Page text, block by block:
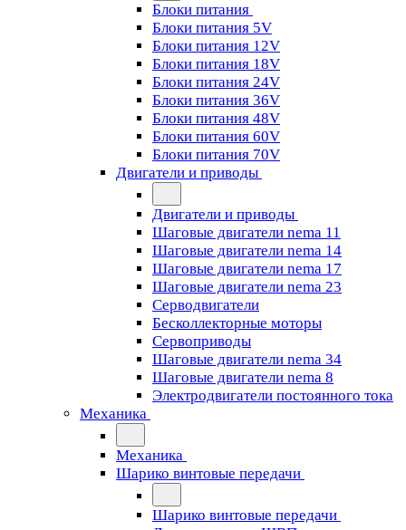
Блоки питания
Блоки питания 5V
Блоки питания 12V
Блоки питания 18V
Блоки питания 24V
Блоки питания 36V
Блоки питания 48V
Блоки питания 60V
Блоки питания 70V
Двигатели и приводы
Двигатели и приводы
Шаговые двигатели nema 11
Шаговые двигатели nema 14
Шаговые двигатели nema 17
Шаговые двигатели nema 23
Cерводвигатели
Бесколлекторные моторы
Сервоприводы
Шаговые двигатели nema 34
Шаговые двигатели nema 8
Электродвигатели постоянного тока
Механика
Механика
Шарико винтовые передачи
Шарико винтовые передачи